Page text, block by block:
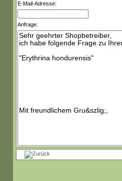
E-Mail-Adresse:
Anfrage: